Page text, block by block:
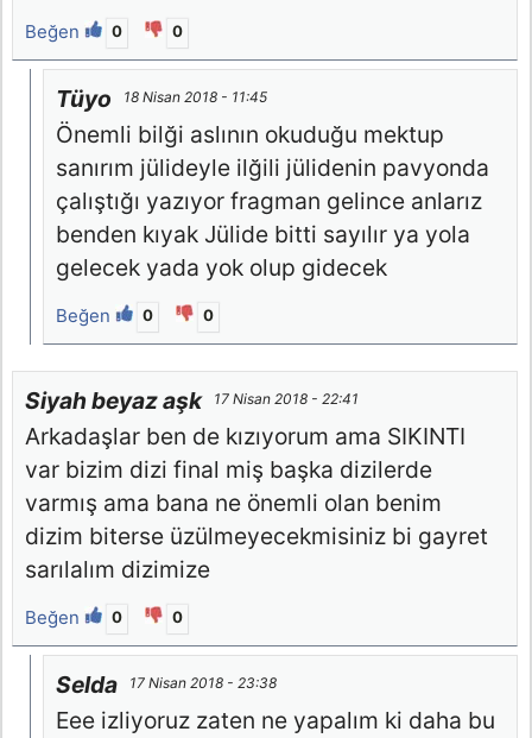
Beğen 0 0
Tüyo 18 Nisan 2018 - 11:45
Önemli bilği aslının okuduğu mektup
sanırım jülideyle ilğili jülidenin pavyonda
çalıştığı yazıyor fragman gelince anlarız
benden kıyak Jülide bitti sayılır ya yola
gelecek yada yok olup gidecek
Beğen 0 0
Siyah beyaz aşk 17 Nisan 2018 - 22:41
Arkadaşlar ben de kızıyorum ama SIKINTI
var bizim dizi final miş başka dizilerde
varmış ama bana ne önemli olan benim
dizim biterse üzülmeyecekmisiniz bi gayret
sarılalım dizimize
Beğen 0 0
Selda 17 Nisan 2018 - 23:38
Eee izliyoruz zaten ne yapalım ki daha bu